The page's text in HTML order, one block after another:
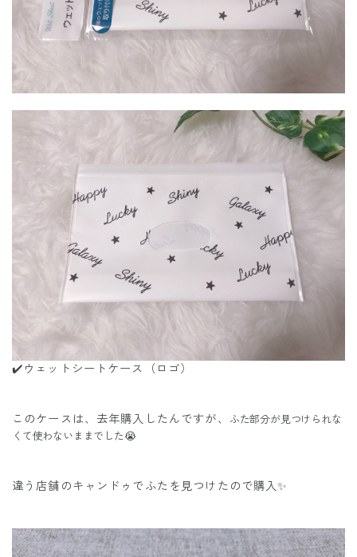
✔️ウェットシートケース（ロゴ）
このケースは、去年購入したんですが、
ふた部分が見つけられな
くて使わないままでした😭
違う店舗のキャンドゥでふたを見つけたので購入✨